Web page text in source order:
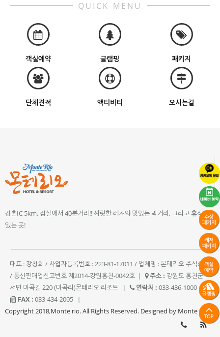
QUICK MENU
객실예약 글램핑 패키지
단체견적 액티비티 오시는길
강촌IC 5km, 잠실에서 40분거리!! 짜릿한 레져와 맛있는 먹거리, 그리고 휴식이
있는 곳!
대표 : 강창희 / 사업자등록번호 : 223-81-17011 / 업체명 : 몬테리오 주식회사
/ 통신판매업신고번호 제2014-강원홍천-0042호 | 주소 : 강원도 홍천군
서면 마곡길 220 (마곡리)몬테리오 리조트
| 연락처 : 033-436-1000
|
FAX : 033-434-2005
|
Copyright 2018,Monte rio. All Rights Reserved. Designed by Monte rio.